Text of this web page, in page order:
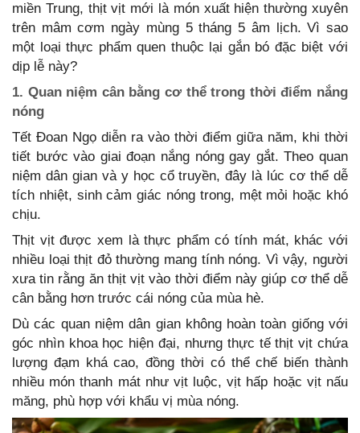
miền Trung, thịt vịt mới là món xuất hiện thường xuyên
trên mâm cơm ngày mùng 5 tháng 5 âm lịch. Vì sao
một loại thực phẩm quen thuộc lại gắn bó đặc biệt với
dịp lễ này?
1. Quan niệm cân bằng cơ thể trong thời điểm nắng
nóng
Tết Đoan Ngọ diễn ra vào thời điểm giữa năm, khi thời
tiết bước vào giai đoạn nắng nóng gay gắt. Theo quan
niệm dân gian và y học cổ truyền, đây là lúc cơ thể dễ
tích nhiệt, sinh cảm giác nóng trong, mệt mỏi hoặc khó
chịu.
Thịt vịt được xem là thực phẩm có tính mát, khác với
nhiều loại thịt đỏ thường mang tính nóng. Vì vậy, người
xưa tin rằng ăn thịt vịt vào thời điểm này giúp cơ thể dễ
cân bằng hơn trước cái nóng của mùa hè.
Dù các quan niệm dân gian không hoàn toàn giống với
góc nhìn khoa học hiện đại, nhưng thực tế thịt vịt chứa
lượng đạm khá cao, đồng thời có thể chế biến thành
nhiều món thanh mát như vịt luộc, vịt hấp hoặc vịt nấu
măng, phù hợp với khẩu vị mùa nóng.